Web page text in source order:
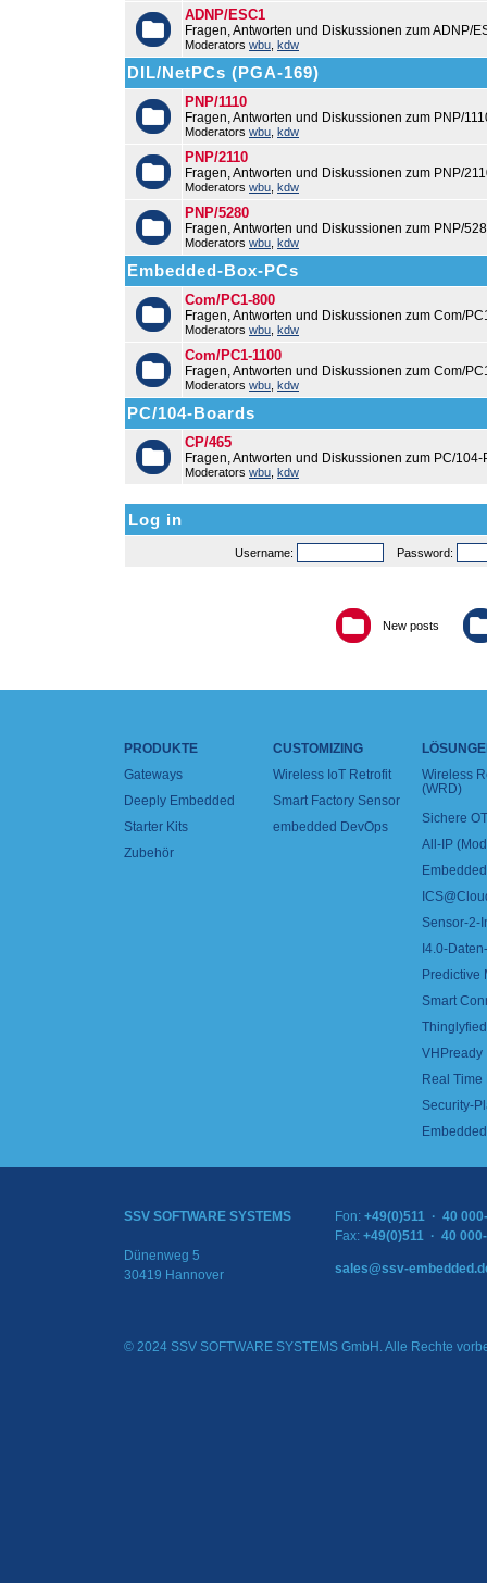
ADNP/ESC1
Fragen, Antworten und Diskussionen zum ADNP/
Moderators wbu kdw
DIL/NetPCs (PGA-169)
PNP/1110
Fragen, Antworten und Diskussionen zum PNP/
Moderators wbu kdw
PNP/2110
Fragen, Antworten und Diskussionen zum PNP/
Moderators wbu kdw
PNP/5280
Fragen, Antworten und Diskussionen zum PNP/
Moderators wbu kdw
Embedded-Box-PCs
Com/PC1-800
Fragen, Antworten und Diskussionen zum Com/
Moderators wbu kdw
Com/PC1-1100
Fragen, Antworten und Diskussionen zum Com/
Moderators wbu kdw
PC/104-Boards
CP/465
Fragen, Antworten und Diskussionen zum PC/
Moderators wbu kdw
Log in
Username: Password:
New posts
PRODUKTE
Gateways
Deeply Embedded
Starter Kits
Zubehör
CUSTOMIZING
Wireless IoT Retrofit
Smart Factory Sensor
embedded DevOps
Wireless
(WRD)
Sichere
All-IP
Sensor-2-
I4.0-
Predictive
Smart
VHPready
Real
Security-
SSV SOFTWARE SYSTEMS
Dünenweg 5
30419 Hannover
Fon: +49(0)511 · 40
Fax: +49(0)511 · 40
sales@ssv-
© 2024 SSV SOFTWARE SYSTEMS GmbH. Alle Rechte